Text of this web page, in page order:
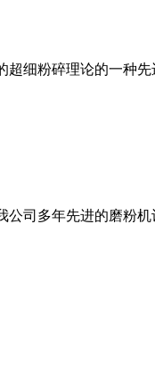
细粉碎理论的一种
司多年先进的磨粉